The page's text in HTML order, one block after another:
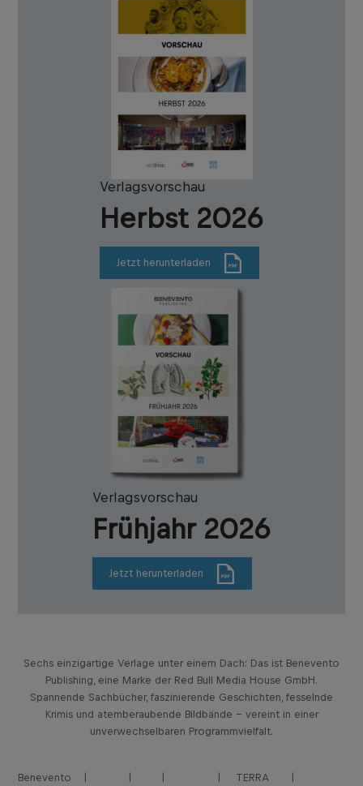
Verlagsvorschau
Herbst 2026
Jetzt herunterladen
Verlagsvorschau
Frühjahr 2026
Jetzt herunterladen
Sechs einzigartige Verlage unter einem Dach: Das ist Benevento
Publishing, eine Marke der Red Bull Media House GmbH.
Spannende Sachbücher, faszinierende Geschichten, fesselnde
Krimis und atemberaubende Bildbände – vereint in einer
unverwechselbaren Programmvielfalt.
Benevento TERRA